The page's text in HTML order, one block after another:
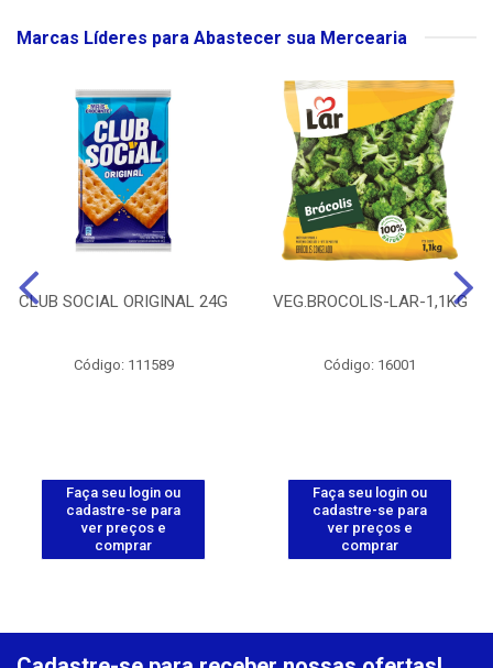
Marcas Líderes para Abastecer sua Mercearia
CLUB SOCIAL ORIGINAL 24G
Código: 111589
Faça seu login ou
cadastre-se para
ver preços e
comprar
VEG.BROCOLIS-LAR-1,1KG
Código: 16001
Faça seu login ou
cadastre-se para
ver preços e
comprar